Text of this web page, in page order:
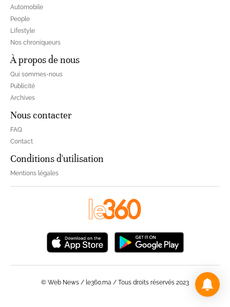
Automobile
People
Lifestyle
Nos chroniqueurs
À propos de nous
Qui sommes-nous
Publicité
Archives
Nous contacter
FAQ
Contact
Conditions d'utilisation
Mentions légales
© Web News / le360.ma / Tous droits réservés 2023